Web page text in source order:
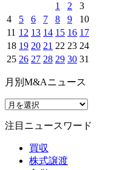
1
2
3
4
5 6 7 8 9
10
11 12 13 14 15 16 17
18 19 20 21 22 23 24
25 26 27 28 29 30 31
月別M&Aニュース
注目ニュースワード
買収
株式譲渡